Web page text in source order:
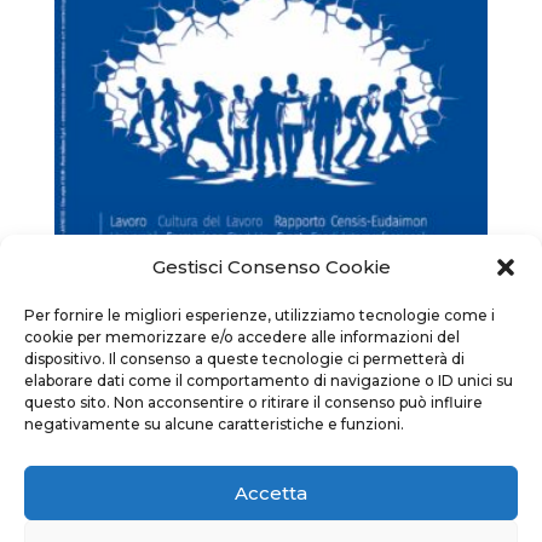
Gestisci Consenso Cookie
Per fornire le migliori esperienze, utilizziamo tecnologie come i
cookie per memorizzare e/o accedere alle informazioni del
dispositivo. Il consenso a queste tecnologie ci permetterà di
elaborare dati come il comportamento di navigazione o ID unici su
questo sito. Non acconsentire o ritirare il consenso può influire
negativamente su alcune caratteristiche e funzioni.
Accetta
Pagine Libere Giovani
10,00€ - 100,00€Fascia
1 2 3 →